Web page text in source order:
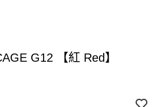
G12 【紅 Red】